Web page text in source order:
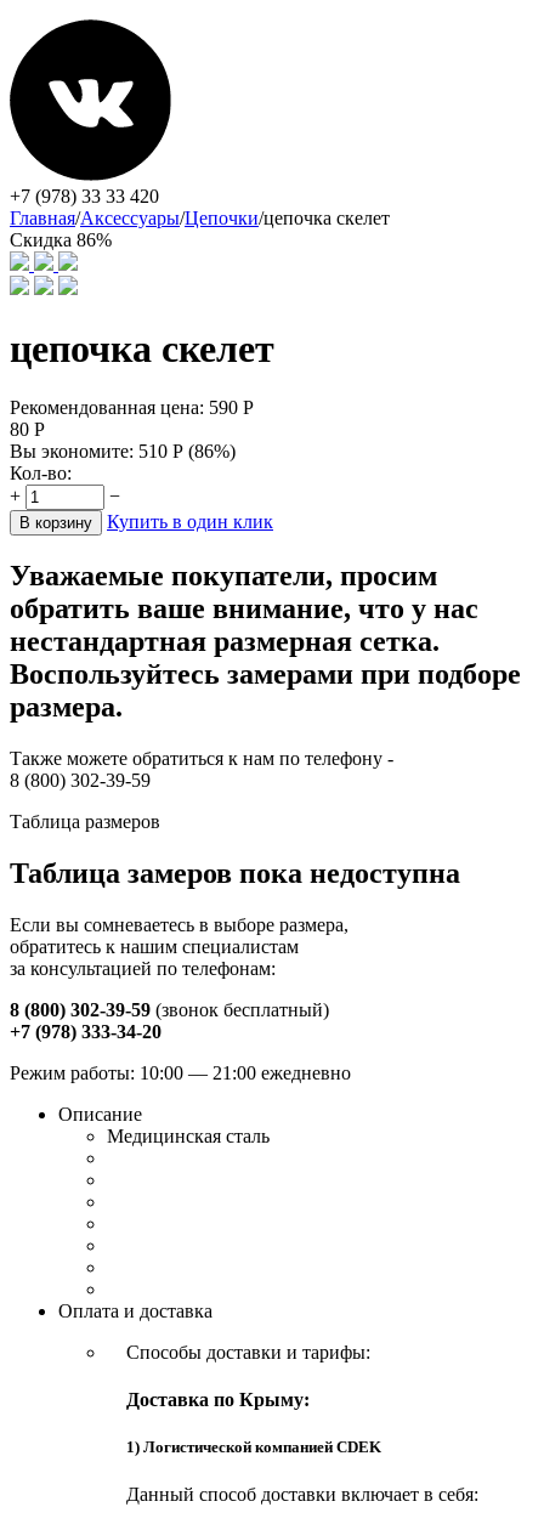
+7 (978) 33 33 420
Главная/Аксессуары/Цепочки/цепочка скелет
Скидка 86%
цепочка скелет
Рекомендованная цена: 590 Р
80 Р
Вы экономите: 510 Р (86%)
Кол-во:
+
−
В корзину Купить в один клик
Уважаемые покупатели, просим
обратить ваше внимание, что у нас
нестандартная размерная сетка.
Воспользуйтесь замерами при подборе
размера.
Также можете обратиться к нам по телефону -
8 (800) 302-39-59
Таблица размеров
Таблица замеров пока недоступна
Если вы сомневаетесь в выборе размера,
обратитесь к нашим специалистам
за консультацией по телефонам:
8 (800) 302-39-59 (звонок бесплатный)
+7 (978) 333-34-20
Режим работы: 10:00 — 21:00 ежедневно
Описание
Медицинская сталь
Оплата и доставка
Способы доставки и тарифы:
Доставка по Крыму:
1) Логистической компанией CDEK
Данный способ доставки включает в себя: